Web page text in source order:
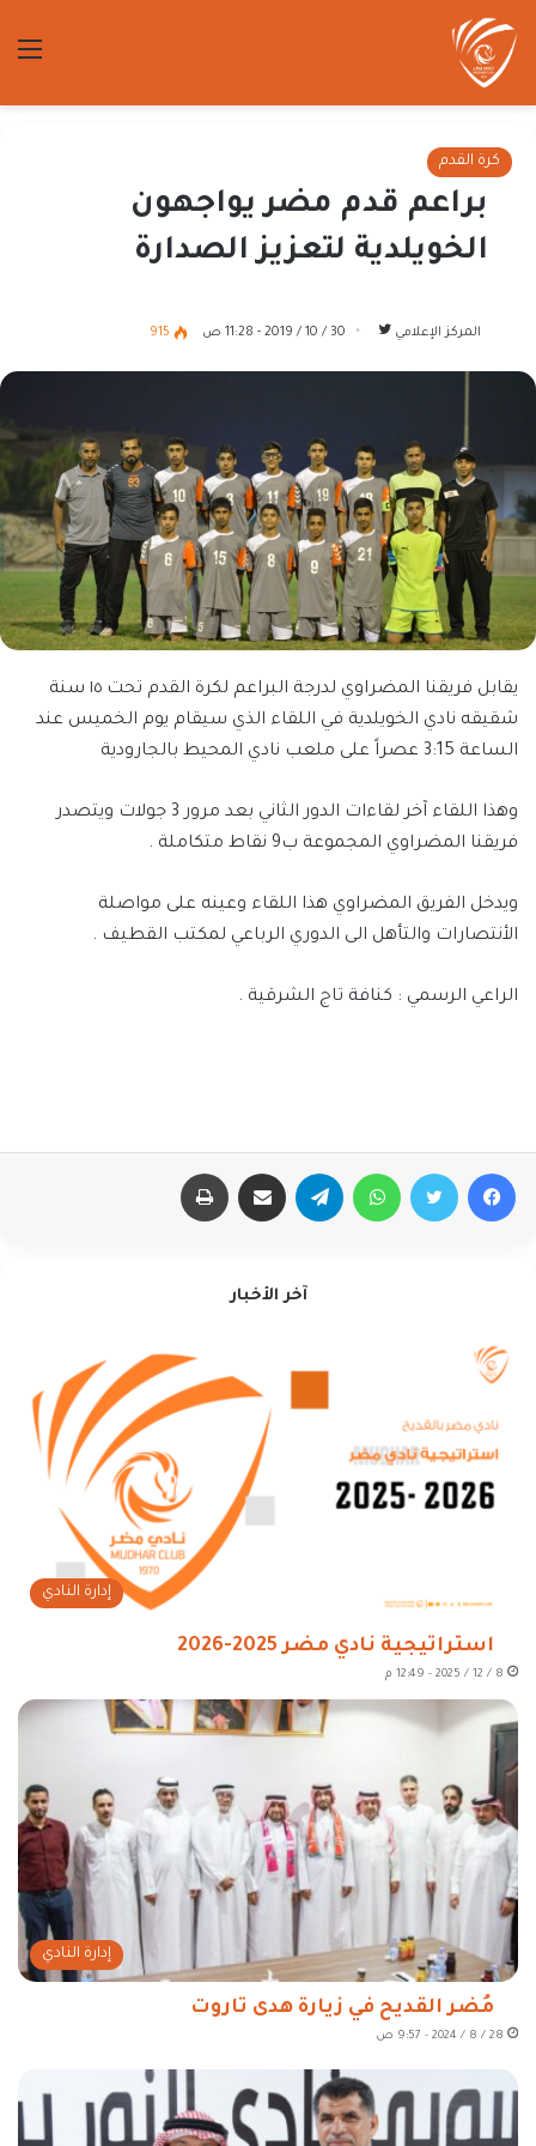
كرة القدم
براعم قدم مضر يواجهون
الخويلدية لتعزيز الصدارة
المركز الإعلامي
تابع
30 / 10 / 2019 - 11:28 ص 915
يقابل فريقنا المضراوي لدرجة البراعم لكرة القدم تحت ١٥ سنة
شقيقه نادي الخويلدية في اللقاء الذي سيقام يوم الخميس عند
الساعة 3:15 عصراً على ملعب نادي المحيط بالجارودية
وهذا اللقاء آخر لقاءات الدور الثاني بعد مرور 3 جولات ويتصدر
فريقنا المضراوي المجموعة ب9 نقاط متكاملة .
ويدخل الفريق المضراوي هذا اللقاء وعينه على مواصلة
الأنتصارات والتأهل الى الدوري الرباعي لمكتب القطيف .
الراعي الرسمي : كنافة تاج الشرقية .
فيسبوك تويتر واتساب تيلقرام مشاركة عبر البريد
آخر الأخبار
إدارة النادي
استراتيجية نادي مضر 2025-2026
8 / 12 / 2025 - 12:49 م
إدارة النادي
مُضر القديح في زيارة هدى تاروت
28 / 8 / 2024 - 9:57 ص